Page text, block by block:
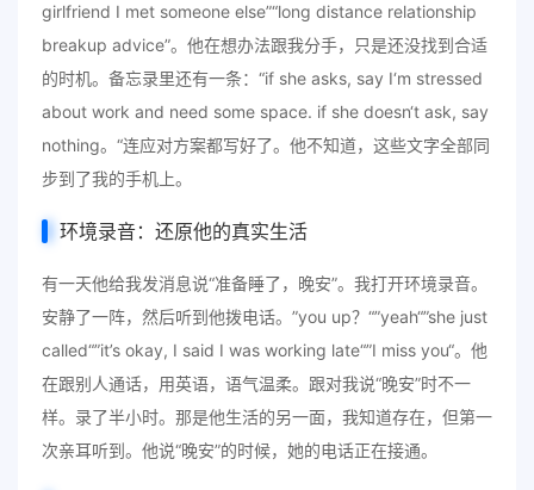
girlfriend I met someone else”“long distance relationship
breakup advice”。他在想办法跟我分手，只是还没找到合适
的时机。备忘录里还有一条：“if she asks, say I‘m stressed
about work and need some space. if she doesn‘t ask, say
nothing。“连应对方案都写好了。他不知道，这些文字全部同
步到了我的手机上。
环境录音：还原他的真实生活
有一天他给我发消息说“准备睡了，晚安”。我打开环境录音。
安静了一阵，然后听到他拨电话。”you up？“”yeah“”she just
called“”it’s okay, I said I was working late“”I miss you“。他
在跟别人通话，用英语，语气温柔。跟对我说“晚安”时不一
样。录了半小时。那是他生活的另一面，我知道存在，但第一
次亲耳听到。他说“晚安”的时候，她的电话正在接通。